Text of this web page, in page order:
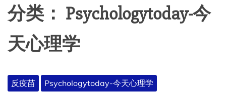
分类： Psychologytoday-今
天心理学
反疫苗 Psychologytoday-今天心理学